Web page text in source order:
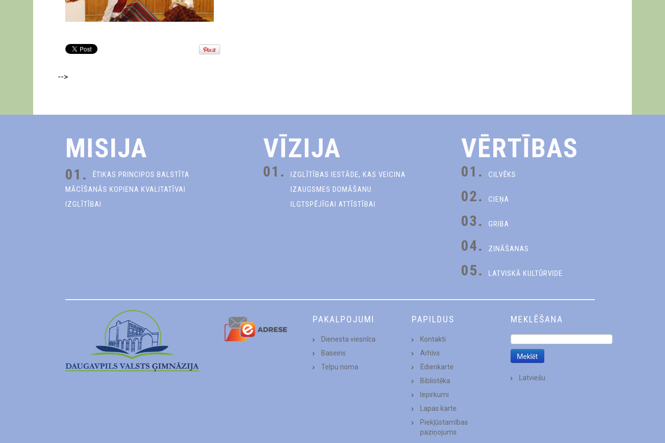
-->
MISIJA
01.
ĒTIKAS PRINCIPOS BALSTĪTA
MĀCĪŠANĀS KOPIENA KVALITATĪVAI
IZGLĪTĪBAI
VĪZIJA
01.
IZGLĪTĪBAS IESTĀDE, KAS VEICINA
IZAUGSMES DOMĀŠANU
ILGTSPĒJĪGAI ATTĪSTĪBAI
VĒRTĪBAS
01. CILVĒKS
02. CIEŅA
03. GRIBA
04. ZINĀŠANAS
05. LATVISKĀ KULTŪRVIDE
PAKALPOJUMI
Dienesta viesnīca
Baseins
Telpu noma
PAPILDUS
Kontakti
Arhīvs
Ēdienkarte
Bibliotēka
Iepirkumi
Lapas karte
Piekļūstamības
paziņojums
MEKLĒŠANA
Latviešu